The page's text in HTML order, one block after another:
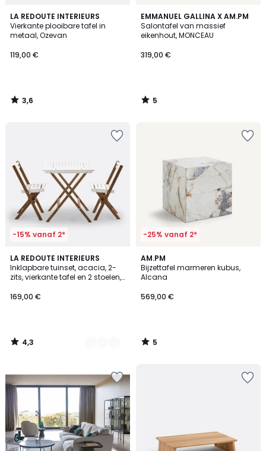
LA REDOUTE INTERIEURS
Vierkante plooibare tafel in
metaal, Ozevan
119,00 €
3,6
/ 5
3,6
/
EMMANUEL GALLINA X AM.PM
Salontafel van massief
eikenhout, MONCEAU
319,00 €
5
/
5
5
/
-15% vanaf 2*
LA REDOUTE INTERIEURS
Inklapbare tuinset, acacia, 2-
zits, vierkante tafel en 2 stoelen,
169,00 €
4,3
/ 5
4
Kleuren
4,3
/
-25% vanaf 2*
AM.PM
Bijzettafel marmeren kubus,
Alcana
569,00 €
5
/
5
5
/